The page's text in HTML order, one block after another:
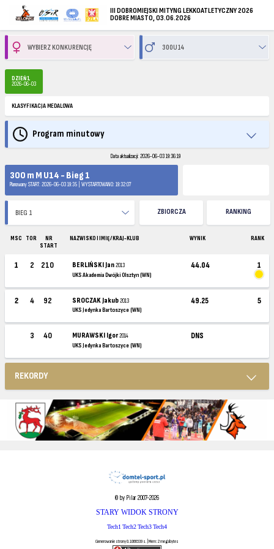
III DOBROMIEJSKI MITYNG LEKKOATLETYCZNY 2026
DOBRE MIASTO, 03.06.2026
DZIEŃ 1
2026-06-03
KLASYFIKACJA MEDALOWA
Program minutowy
Data aktualizacji: 2026-06-03 19:36:19
300 m M U14 - Bieg 1
Planowany START: 2026-06-03 19:35 | WYSTARTOWANO: 19:32:07
ZBIORCZA RANKING
MSC TOR
NR
START
NAZWISKO I IMIĘ / KRAJ-KLUB WYNIK RANK
1 2 210 BERLIŃSKI Jan2013
UKS Akademia Dwójki Olsztyn (WN)
44.04 1
2 4 92 SROCZAK Jakub2013
UKS Jedynka Bartoszyce (WN)
49.25 5
3 40 MURAWSKI Igor2014
UKS Jedynka Bartoszyce (WN)
DNS
REKORDY
© by Pilar 2007-2026
STARY WIDOK STRONY
Tech1 Tech2Tech3Tech4
Generowanie strony 0.1066539 s. | Mem: 2 megabytes